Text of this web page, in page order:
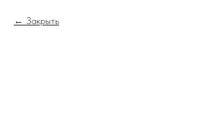
Закрыть